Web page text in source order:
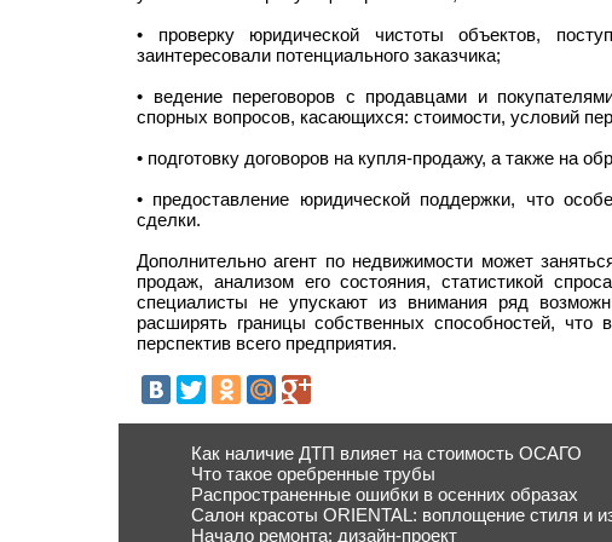
• проверку юридической чистоты объектов,
заинтересовали потенциального заказчика;
• ведение переговоров с продавцами и
спорных вопросов, касающихся: стоимости, условий
• подготовку договоров на купля-продажу, а также на
• предоставление юридической поддержки, что
сделки.
Дополнительно агент по недвижимости может
продаж, анализом его состояния, статистикой
специалисты не упускают из внимания ряд
расширять границы собственных способностей, что
перспектив всего предприятия.
Как наличие ДТП влияет на стоимость ОСАГО
Что такое оребренные трубы
Распространенные ошибки в осенних образах
Салон красоты ORIENTAL: воплощение стиля и
Начало ремонта: дизайн-проект